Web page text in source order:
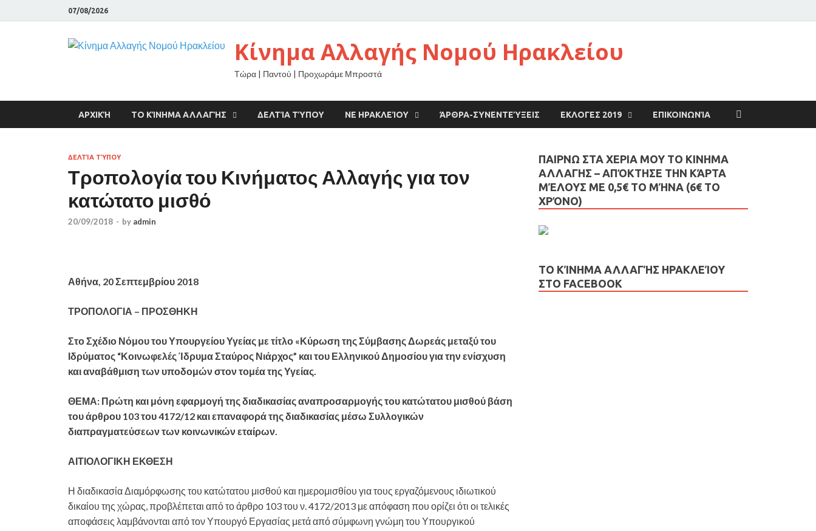
07/08/2026
Κίνημα Αλλαγής Νομού Ηρακλείου
Τώρα | Παντού | Προχωράμε Μπροστά
ΑΡΧΙΚΉ ΤΟ ΚΊΝΗΜΑ ΑΛΛΑΓΉΣ ΔΕΛΤΊΑ ΤΎΠΟΥ ΝΕ ΗΡΑΚΛΕΊΟΥ ΆΡΘΡΑ-ΣΥΝΕΝΤΕΎΞΕΙΣ ΕΚΛΟΓΕΣ 2019 ΕΠΙΚΟΙΝΩΝΊΑ
ΔΕΛΤΊΑ ΤΎΠΟΥ
Τροπολογία του Κινήματος Αλλαγής για τον
κατώτατο μισθό
20/09/2018 - by admin
Αθήνα, 20 Σεπτεμβρίου 2018
ΤΡΟΠΟΛΟΓΙΑ – ΠΡΟΣΘΗΚΗ
Στο Σχέδιο Νόμου του Υπουργείου Υγείας με τίτλο «Κύρωση της Σύμβασης Δωρεάς μεταξύ του
Ιδρύματος “Κοινωφελές Ίδρυμα Σταύρος Νιάρχος” και του Ελληνικού Δημοσίου για την ενίσχυση
και αναβάθμιση των υποδομών στον τομέα της Υγείας.
ΘΕΜΑ: Πρώτη και μόνη εφαρμογή της διαδικασίας αναπροσαρμογής του κατώτατου μισθού βάση
του άρθρου 103 του 4172/12 και επαναφορά της διαδικασίας μέσω Συλλογικών
διαπραγματεύσεων των κοινωνικών εταίρων.
ΑΙΤΙΟΛΟΓΙΚΗ ΕΚΘΕΣΗ
Η διαδικασία Διαμόρφωσης του κατώτατου μισθού και ημερομισθίου για τους εργαζόμενους ιδιωτικού
δικαίου της χώρας, προβλέπεται από το άρθρο 103 του ν. 4172/2013 με απόφαση που ορίζει ότι οι τελικές
αποφάσεις λαμβάνονται από τον Υπουργό Εργασίας μετά από σύμφωνη γνώμη του Υπουργικού
ΠΑΙΡΝΩ ΣΤΑ ΧΕΡΙΑ ΜΟΥ ΤΟ ΚΙΝΗΜΑ
ΑΛΛΑΓΗΣ – AΠΌΚΤΗΣΕ ΤΗΝ ΚΆΡΤΑ
ΜΈΛΟΥΣ ΜΕ 0,5€ ΤΟ ΜΉΝΑ (6€ ΤΟ
ΧΡΌΝΟ)
ΤΟ ΚΊΝΗΜΑ ΑΛΛΑΓΉΣ ΗΡΑΚΛΕΊΟΥ
ΣΤΟ FACEBOOK